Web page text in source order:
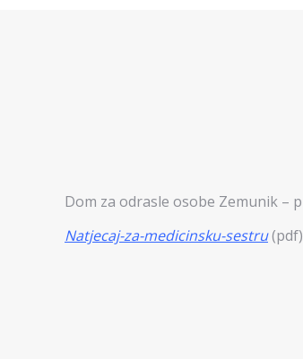
Dom za odrasle osobe Zemunik –
Natjecaj-za-medicinsku-sestru(pdf)